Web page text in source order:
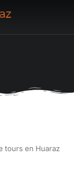
tours en Huaraz